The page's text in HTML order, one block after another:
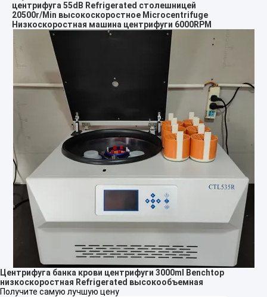
центрифуга 55dB Refrigerated столешницей
20500r/Min высокоскоростное Microcentrifuge
Низкоскоростная машина центрифуги 6000RPM
Центрифуга банка крови центрифуги 3000ml Benchtop
низкоскоростная Refrigerated высокообъемная
Получите самую лучшую цену